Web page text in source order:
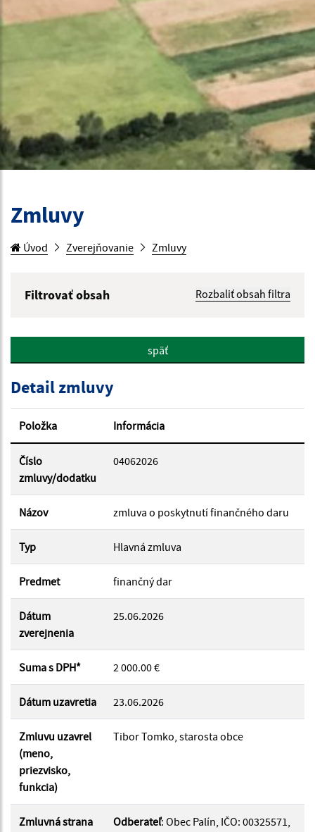
Zmluvy
Úvod Zverejňovanie Zmluvy
Filtrovať obsah
Rozbaliť obsah filtra
Hľadať v:
Typ dátumu:
Dátum od:
Dátum do:
Suma od:
Filtrovať Reset
späť
Detail zmluvy
Položka Informácia
Číslo
zmluvy/dodatku
04062026
Názov zmluva o poskytnutí finančného daru
Typ Hlavná zmluva
Predmet finančný dar
Dátum
zverejnenia
25.06.2026
Suma s DPH* 2 000.00 €
Dátum uzavretia 23.06.2026
Zmluvu uzavrel
(meno,
priezvisko,
funkcia)
Tibor Tomko, starosta obce
Zmluvná strana Odberateľ: Obec Palín, IČO: 00325571,